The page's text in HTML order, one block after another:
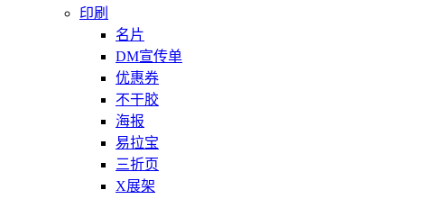
印刷
名片
DM宣传单
优惠券
不干胶
海报
易拉宝
三折页
X展架